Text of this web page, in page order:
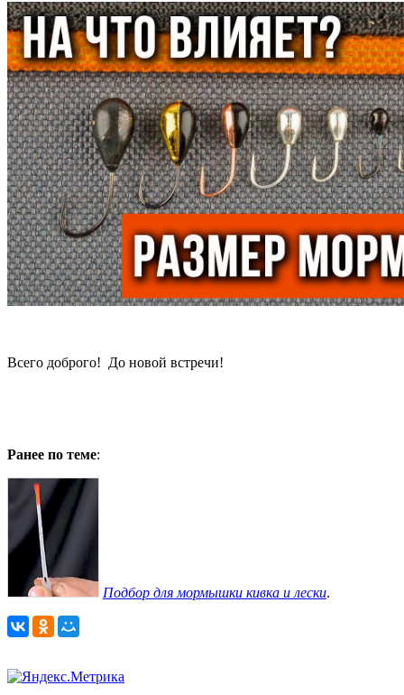
Всего доброго! До новой встречи!
Ранее по теме:
Подбор для мормышки кивка и лески.